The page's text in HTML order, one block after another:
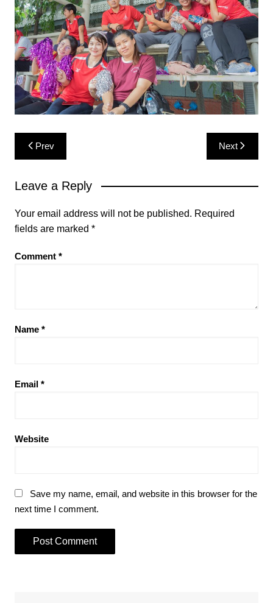
Post
navigation
Prev Next
Leave a Reply
Your email address will not be published. Required
fields are marked *
Comment *
Name *
Email *
Website
Save my name, email, and website in this browser for the
next time I comment.